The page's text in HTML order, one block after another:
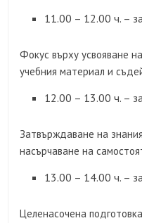
11.00 – 12.00 ч. –
Фокус върху усвояване
учебния материал и
12.00 – 13.00 ч. –
Затвърждаване на
насърчаване на
13.00 – 14.00 ч. –
Целенасочена